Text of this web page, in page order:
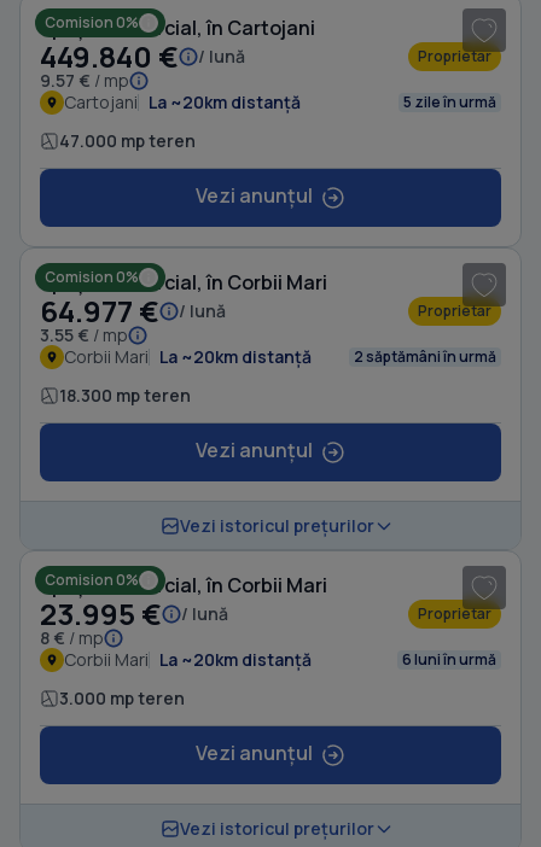
Comision 0%
Spațiu comercial, în Cartojani
449.840 €
/ lună
9.57 € / mp
Proprietar
Cartojani La ~20km distanță 5 zile în urmă
47.000 mp teren
Vezi anunțul
Comision 0%
Spațiu comercial, în Corbii Mari
64.977 €
/ lună
3.55 € / mp
Proprietar
Corbii Mari La ~20km distanță 2 săptămâni în urmă
18.300 mp teren
Vezi anunțul
Vezi istoricul prețurilor
Comision 0%
Spațiu comercial, în Corbii Mari
23.995 €
/ lună
8 € / mp
Proprietar
Corbii Mari La ~20km distanță 6 luni în urmă
3.000 mp teren
Vezi anunțul
Vezi istoricul prețurilor